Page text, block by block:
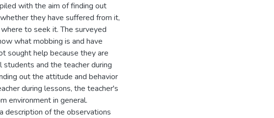
with the aim of finding out
they have suffered from it,
to seek it. The surveyed
what mobbing is and have
sought help because they are
students and the teacher during
out the attitude and behavior
during lessons, the teacher's
environment in general.
description of the observations